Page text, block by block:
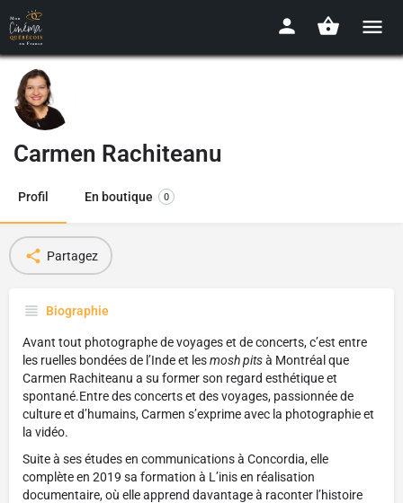
Carmen Rachiteanu
Profil En boutique 0
Partagez
Biographie
Avant tout photographe de voyages et de concerts, c’est entre
les ruelles bondées de l’Inde et lesmosh pitsà Montréal que
Carmen Rachiteanu a su former son regard esthétique et
spontané.Entre des concerts et des voyages, passionnée de
culture et d’humains, Carmen s’exprime avec la photographie et
la vidéo.
Suite à ses études en communications à Concordia, elle
complète en 2019 sa formation à L’inis en réalisation
documentaire, où elle apprend davantage à raconter l’histoire